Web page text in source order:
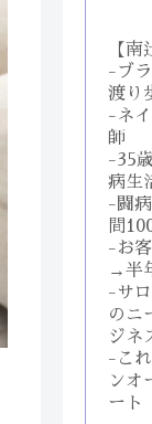
【南
-ブ
渡り
-ネ
師
-35
病生
-闘
間
-お
→半
-サ
のニ
ジネ
-こ
ンオ
ート